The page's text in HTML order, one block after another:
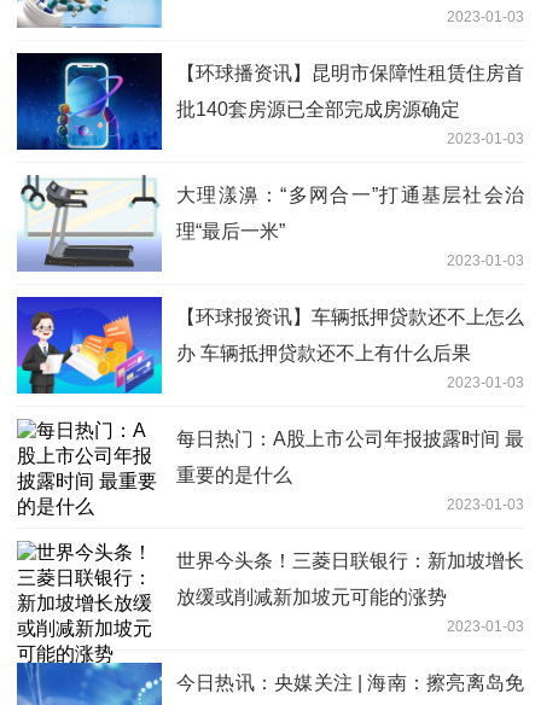
2023-01-03
【环球播资讯】昆明市保障性租赁住房首
批140套房源已全部完成房源确定
2023-01-03
大理漾濞：“多网合一”打通基层社会治
理“最后一米”
2023-01-03
【环球报资讯】车辆抵押贷款还不上怎么
办 车辆抵押贷款还不上有什么后果
2023-01-03
每日热门：A股上市公司年报披露时间 最
重要的是什么
2023-01-03
世界今头条！三菱日联银行：新加坡增长
放缓或削减新加坡元可能的涨势
2023-01-03
今日热讯：央媒关注 | 海南：擦亮离岛免